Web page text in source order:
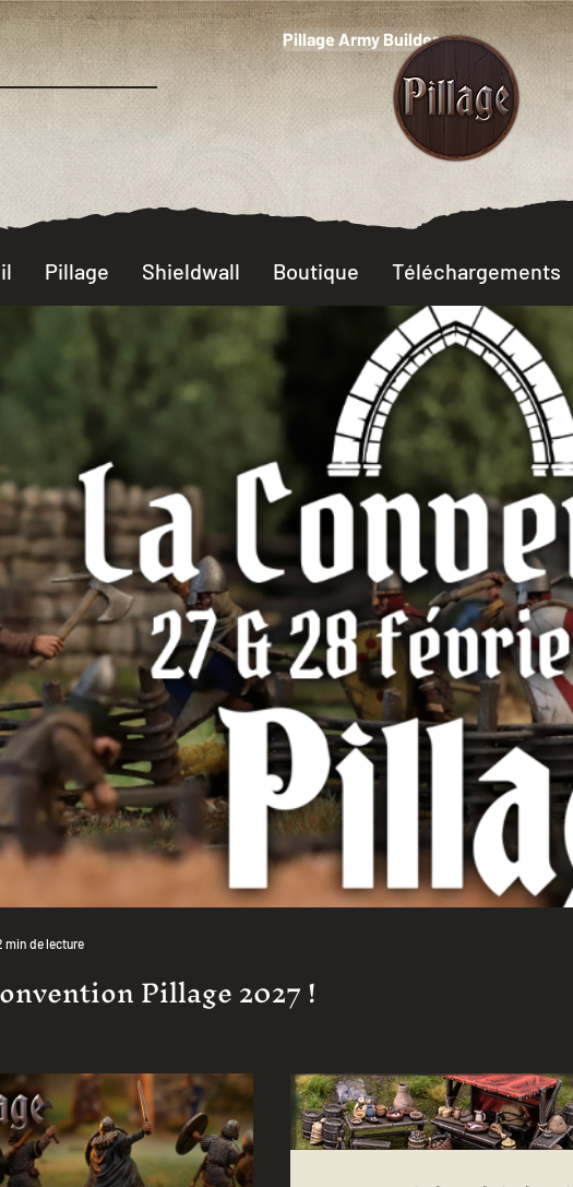
Pillage Army Builder
Pillage Shieldwall Boutique Téléchargements
Pillage 2027 !
min de lecture